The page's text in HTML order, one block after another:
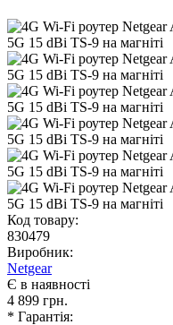
Код товару:
830479
Виробник:
Netgear
Є в наявності
4 899 грн.
* Гарантія: